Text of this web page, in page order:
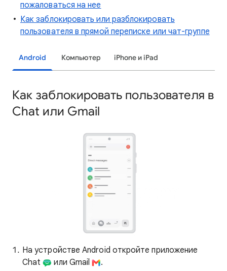
пожаловаться на нее
Как заблокировать или разблокировать
пользователя в прямой переписке или чат-группе
Android Компьютер iPhone и iPad
Как заблокировать пользователя в
Chat или Gmail
На устройстве Android откройте приложение
Chat
или Gmail
.